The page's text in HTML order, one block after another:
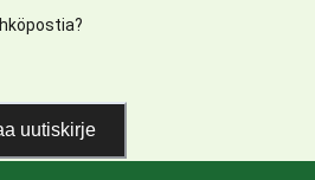
uutiskirje